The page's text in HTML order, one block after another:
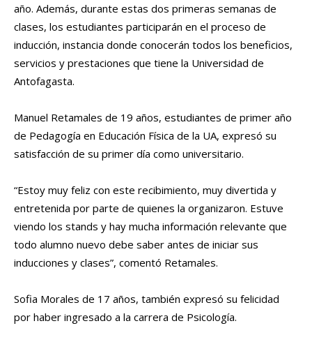
año. Además, durante estas dos primeras semanas de
clases, los estudiantes participarán en el proceso de
inducción, instancia donde conocerán todos los beneficios,
servicios y prestaciones que tiene la Universidad de
Antofagasta.
Manuel Retamales de 19 años, estudiantes de primer año
de Pedagogía en Educación Física de la UA, expresó su
satisfacción de su primer día como universitario.
“Estoy muy feliz con este recibimiento, muy divertida y
entretenida por parte de quienes la organizaron. Estuve
viendo los stands y hay mucha información relevante que
todo alumno nuevo debe saber antes de iniciar sus
inducciones y clases”, comentó Retamales.
Sofia Morales de 17 años, también expresó su felicidad
por haber ingresado a la carrera de Psicología.